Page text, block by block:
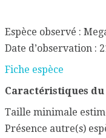
Espèce observé :
Date d’observation :
Fiche espèce
Caractéristiques du
Taille minimale
Présence autre(s)